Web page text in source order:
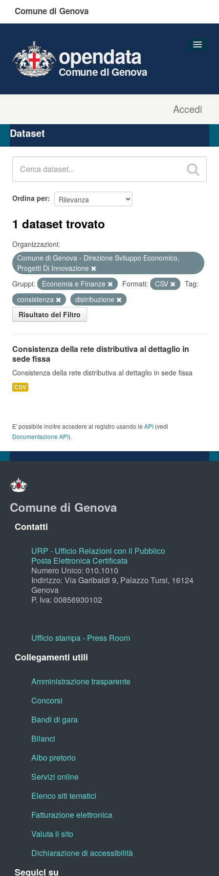
Comune di Genova
Accedi
opendata
Comune di Genova
Organizzazioni
Gruppi
Dataset
Ordina per
1 dataset trovato
Organizzazioni:
Comune di Genova - Direzione Sviluppo Economico,
Progetti Di Innovazione
Gruppi:
Economia e Finanze Formati: CSV
Tag:
consistenza
distribuzione
Risultato del Filtro
Consistenza della rete distributiva al dettaglio in
sede fissa
Consistenza della rete distributiva al dettaglio in sede fissa
CSV
E' possibile inoltre accedere al registro usando le API (vedi
Documentazione API).
Comune di Genova
Contatti
URP - Ufficio Relazioni con il Pubblico
Posta Elettronica Certificata
Numero Unico: 010.1010
Indirizzo: Via Garibaldi 9, Palazzo Tursi, 16124
Genova
P. Iva: 00856930102
Ufficio stampa - Press Room
Collegamenti utili
Amministrazione trasparente
Concorsi
Bandi di gara
Bilanci
Albo pretorio
Servizi online
Elenco siti tematici
Fatturazione elettronica
Valuta il sito
Dichiarazione di accessibilità
Seguici su